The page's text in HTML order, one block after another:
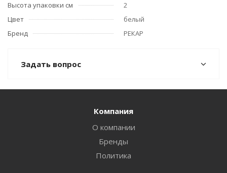
Высота упаковки см
2
Цвет
белый
Бренд
РЕКАР
Задать вопрос
Компания
О компании
Бренды
Политика